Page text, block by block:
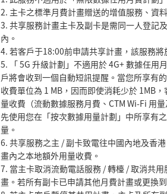
2. 主卡之標準月費計畫贈送的增值服務、資
3. 共享服務計畫主卡及副卡是需同一人登記
內。
4. 若客戶于18:00前申請共享計畫，該服務將
5. 「 5G 升級計劃」不適用於 4G+ 數據任用
戶將會收到一個自動短訊提醒。當您所享有
收費單位為 1 MB，因而即使消耗少於 1MB
量收費（流動數據服務月費、CTM Wi-Fi 用
先使用您在「按次數據用量計劃」中所享有
量。
6. 共享服務之主 /副卡致電往中國內地及香港
畫內之本地額外用量收費。
7. 當主卡取消流動電話服務 /轉檯 /取消共用
畫。若所有副卡已申請其他月費計畫或更換